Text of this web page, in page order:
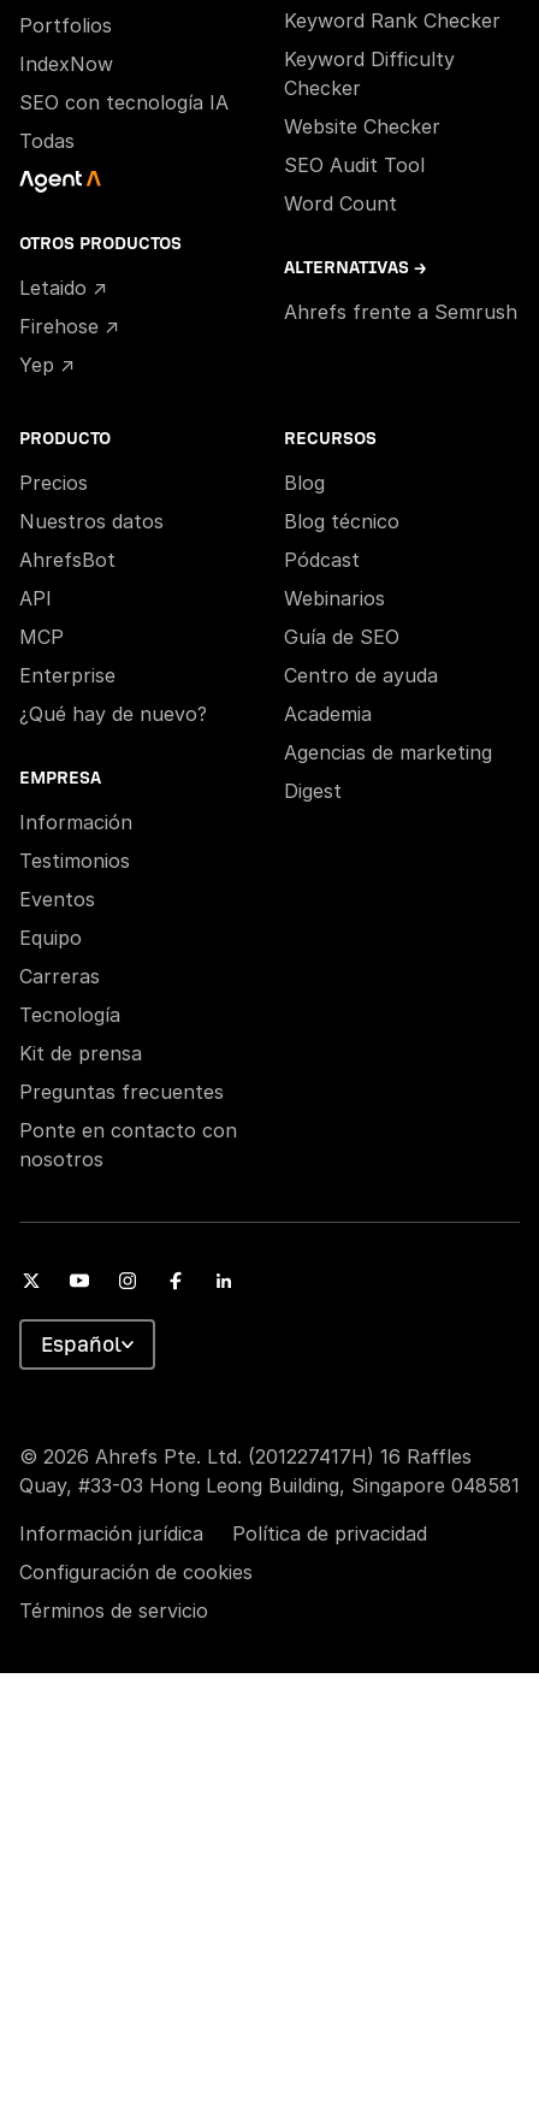
Portfolios
IndexNow
SEO con tecnología IA
Todas
OTROS PRODUCTOS
Letaido ↗
Firehose ↗
Yep ↗
Keyword Rank Checker
Keyword Difficulty
Checker
Website Checker
SEO Audit Tool
Word Count
ALTERNATIVAS →
Ahrefs frente a Semrush
PRODUCTO
Precios
Nuestros datos
AhrefsBot
API
MCP
Enterprise
¿Qué hay de nuevo?
EMPRESA
Información
Testimonios
Eventos
Equipo
Carreras
Tecnología
Kit de prensa
Preguntas frecuentes
Ponte en contacto con
nosotros
RECURSOS
Blog
Blog técnico
Pódcast
Webinarios
Guía de SEO
Centro de ayuda
Academia
Agencias de marketing
Digest
© 2026 Ahrefs Pte. Ltd. (201227417H) 16 Raffles
Quay, #33-03 Hong Leong Building, Singapore 048581
Información jurídica
Política de privacidad
Configuración de cookies
Términos de servicio
Español